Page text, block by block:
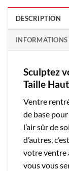
DESCRIPTION
INFORMATIONS
Sculptez
Taille
Ventre
de base
l’air sûr de
d’autres,
votre ventre
vous vous